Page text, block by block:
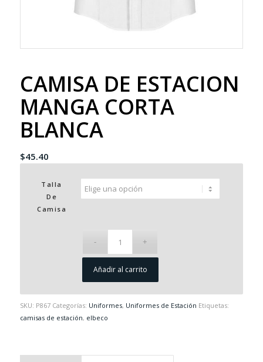
CAMISA DE ESTACION
MANGA CORTA
BLANCA
$45.40
Talla
De
Camisa
Añadir al carrito
SKU: P867 Categorías: Uniformes, Uniformes de Estación Etiquetas:
camisas de estación, elbeco